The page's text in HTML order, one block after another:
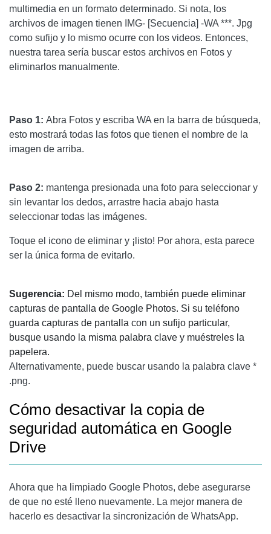
multimedia en un formato determinado. Si nota, los
archivos de imagen tienen IMG- [Secuencia] -WA ***. Jpg
como sufijo y lo mismo ocurre con los videos. Entonces,
nuestra tarea sería buscar estos archivos en Fotos y
eliminarlos manualmente.
Paso 1: Abra Fotos y escriba WA en la barra de búsqueda,
esto mostrará todas las fotos que tienen el nombre de la
imagen de arriba.
Paso 2: mantenga presionada una foto para seleccionar y
sin levantar los dedos, arrastre hacia abajo hasta
seleccionar todas las imágenes.
Toque el icono de eliminar y ¡listo! Por ahora, esta parece
ser la única forma de evitarlo.
Sugerencia: Del mismo modo, también puede eliminar
capturas de pantalla de Google Photos. Si su teléfono
guarda capturas de pantalla con un sufijo particular,
busque usando la misma palabra clave y muéstreles la
papelera.
Alternativamente, puede buscar usando la palabra clave *
.png.
Cómo desactivar la copia de
seguridad automática en Google
Drive
Ahora que ha limpiado Google Photos, debe asegurarse
de que no esté lleno nuevamente. La mejor manera de
hacerlo es desactivar la sincronización de WhatsApp.